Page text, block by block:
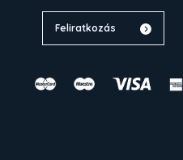
Feliratkozás